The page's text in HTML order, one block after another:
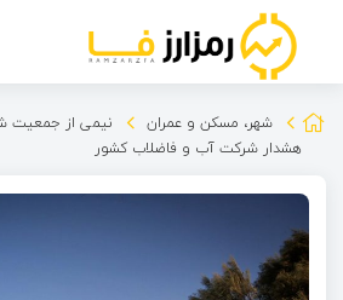
شهر، مسکن و عمران
نیمی از جمعیت
هشدار شرکت آب و فاضلاب کشور